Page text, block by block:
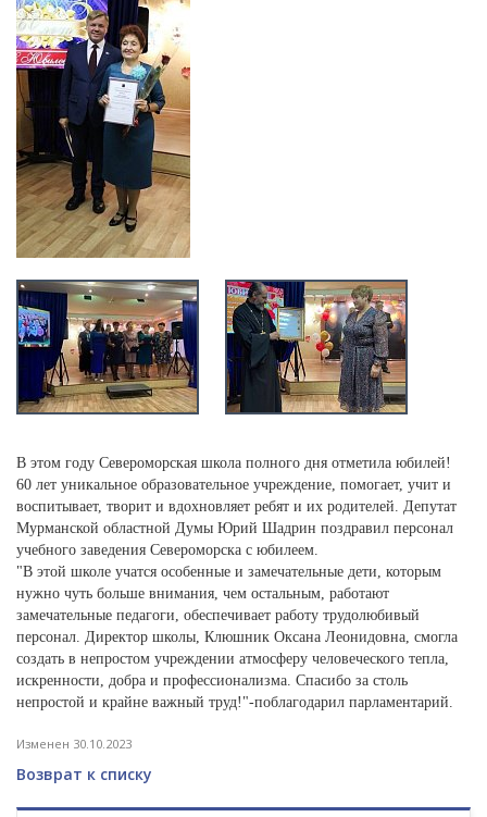
В этом году Североморская школа полного дня отметила юбилей!
60 лет уникальное образовательное учреждение, помогает, учит и
воспитывает, творит и вдохновляет ребят и их родителей. Депутат
Мурманской областной Думы Юрий Шадрин поздравил персонал
учебного заведения Североморска с юбилеем.
"В этой школе учатся особенные и замечательные дети, которым
нужно чуть больше внимания, чем остальным, работают
замечательные педагоги, обеспечивает работу трудолюбивый
персонал. Директор школы, Клюшник Оксана Леонидовна, смогла
создать в непростом учреждении атмосферу человеческого тепла,
искренности, добра и профессионализма. Спасибо за столь
непростой и крайне важный труд!"-поблагодарил парламентарий.
Изменен 30.10.2023
Возврат к списку